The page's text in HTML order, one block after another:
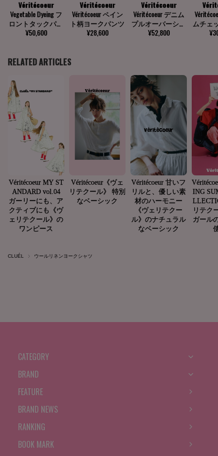
CLUÉL ウールリネンヨークシャツ
CATEGORY
BRAND
FEATURE
BRAND NEWS
RANKING
BOOK MARK